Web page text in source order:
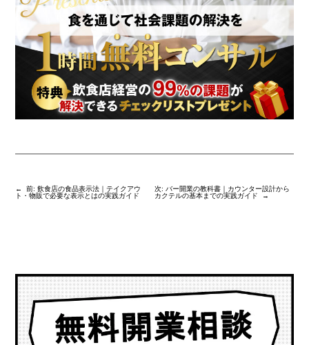
← 前:飲食店の食品表示法｜テイクアウ
ト・物販で必要な表示とはの実践ガイド
次: バー開業の教科書｜カウンター設計から
カクテルの基本までの実践ガイド
→